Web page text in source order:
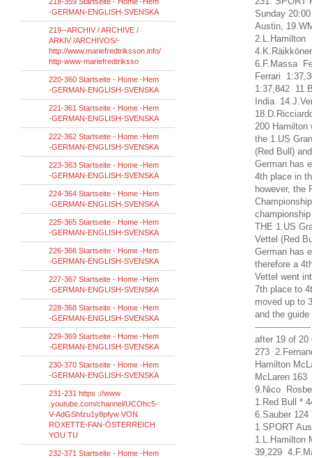
Sunday 20:00
Austin,
2.L.Hamilton
6.F.Massa
Ferrari
1:37,842
India
200 Hamilton
the 1.US
(Red Bull ) and
German has
4th place in
however, the
Championship
championship
THE 1.US
Vettel (Red
German has
therefore a
Vettel went
7th place to
moved up to
and the guide
--------------------
after 19 of 20
273
Hamilton
McLaren
9.Nico
1.Red Bull *
6.Sauber
1 SPORT
1.L.Hamilton
39,229
-GERMAN-ENGLISH-SVENSKA
219--ARCHIV / ARCHIVE /
ARKIV /ARCHIVOS/-
http://www.mariefredtriksson.info/
http-www-mariefredtriksso
220-360 Startseite - Home -Hem
-GERMAN-ENGLISH-SVENSKA
221-361 Startseite - Home -Hem
-GERMAN-ENGLISH-SVENSKA
222-362 Startseite - Home -Hem
-GERMAN-ENGLISH-SVENSKA
223-363 Startseite - Home -Hem
-GERMAN-ENGLISH-SVENSKA
224-364 Startseite - Home -Hem
-GERMAN-ENGLISH-SVENSKA
225-365 Startseite - Home -Hem
-GERMAN-ENGLISH-SVENSKA
226-366 Startseite - Home -Hem
-GERMAN-ENGLISH-SVENSKA
227-367 Startseite - Home -Hem
-GERMAN-ENGLISH-SVENSKA
228-368 Startseite - Home -Hem
-GERMAN-ENGLISH-SVENSKA
229-369 Startseite - Home -Hem
-GERMAN-ENGLISH-SVENSKA
230-370 Startseite - Home -Hem
-GERMAN-ENGLISH-SVENSKA
231-231 https ://www
.youtube.com/channel/UCOhc5-
V-AdGShfzu1y8pfyw VON
ROXETTE-FAN-ÖSTERREICH
YOU TU
232-371 Startseite - Home -Hem